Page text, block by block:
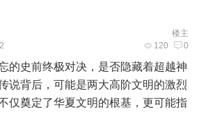
楼主
120 0
的史前终极对决，是否隐藏着超越神
说背后，可能是两大高阶文明的激烈
仅奠定了华夏文明的根基，更可能指